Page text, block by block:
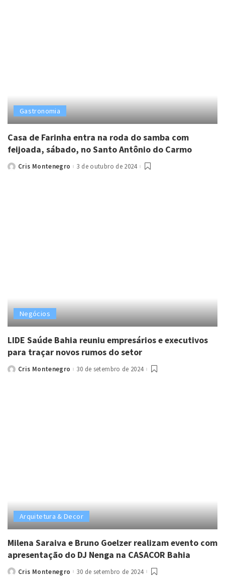
Gastronomia
Casa de Farinha entra na roda do samba com
feijoada, sábado, no Santo Antônio do Carmo
PostedCris Montenegro 3 de outubro de 2024
Negócios
LIDE Saúde Bahia reuniu empresários e executivos
para traçar novos rumos do setor
PostedCris Montenegro 30 de setembro de 2024
Arquitetura & Decor
Milena Saraiva e Bruno Goelzer realizam evento com
apresentação do DJ Nenga na CASACOR Bahia
PostedCris Montenegro 30 de setembro de 2024